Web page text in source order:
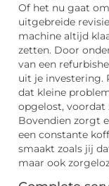
Of het nu gaat
uitgebreide
machine altijd
zetten. Door
van een
uit je investering.
dat kleine
opgelost, voordat
Bovendien zorgt
een constante
smaakt zoals jij
maar ook